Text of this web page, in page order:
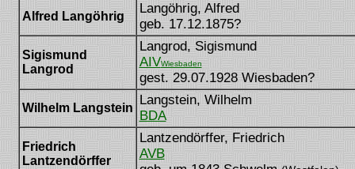
Alfred Langöhrig
Langöhrig, Alfred
geb. 17.12.1875?
Sigismund
Langrod
Langrod, Sigismund
AIVWiesbaden
gest. 29.07.1928 Wiesbaden?
Wilhelm Langstein
Langstein, Wilhelm
BDA
Friedrich
Lantzendörffer
Lantzendörffer, Friedrich
AVB